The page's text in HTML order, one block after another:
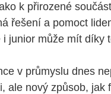
k přirozené
řešení a pomoct
i junior může mít díky
v průmyslu dnes
ale nový způsob, jak